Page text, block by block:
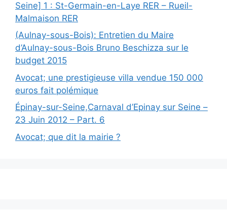
Seine] 1 : St-Germain-en-Laye RER – Rueil-
Malmaison RER
(Aulnay-sous-Bois): Entretien du Maire
d’Aulnay-sous-Bois Bruno Beschizza sur le
budget 2015
Avocat; une prestigieuse villa vendue 150 000
euros fait polémique
Épinay-sur-Seine,Carnaval d’Epinay sur Seine –
23 Juin 2012 – Part. 6
Avocat; que dit la mairie ?